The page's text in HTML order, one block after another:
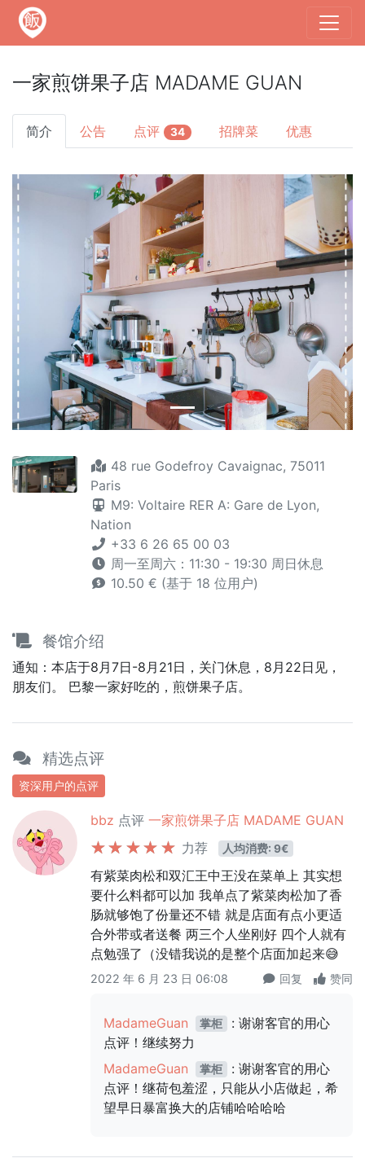
一家煎饼果子店 MADAME GUAN
简介 公告 点评 34 招牌菜 优惠
48 rue Godefroy Cavaignac, 75011
Paris
M9: Voltaire RER A: Gare de Lyon,
Nation
+33 6 26 65 00 03
周一至周六：11:30 - 19:30 周日休息
10.50 € (基于 18 位用户)
餐馆介绍
通知：本店于8月7日-8月21日，关门休息，8月22日见，
朋友们。 巴黎一家好吃的，煎饼果子店。
精选点评
资深用户的点评
bbz 点评 一家煎饼果子店 MADAME GUAN
力荐
人均消费: 9€
有紫菜肉松和双汇王中王没在菜单上 其实想
要什么料都可以加 我单点了紫菜肉松加了香
肠就够饱了份量还不错 就是店面有点小更适
合外带或者送餐 两三个人坐刚好 四个人就有
点勉强了（没错我说的是整个店面加起来😅
2022 年 6 月 23 日 06:08 回复 赞同
MadameGuan 掌柜
: 谢谢客官的用心
点评！继续努力
MadameGuan
掌柜
: 谢谢客官的用心
点评！继荷包羞涩，只能从小店做起，希
望早日暴富换大的店铺哈哈哈哈